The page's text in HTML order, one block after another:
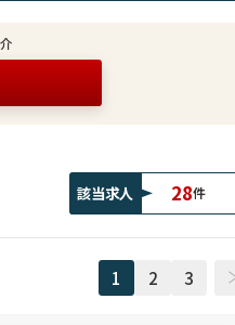
該当求人 28件
1 2 3